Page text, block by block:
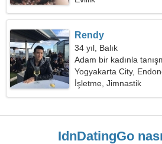
Rendy
34 yıl, Balık
Adam bir kadınla
Yogyakarta City,
İşletme, Jimnastik
IdnDatingGo